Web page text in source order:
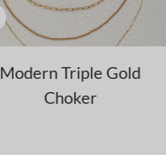
Modern Triple Gold
Choker